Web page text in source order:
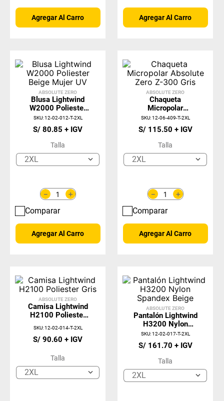
Agregar Al Carro Agregar Al Carro
ABSOLUTE ZERO
Blusa Lightwind
W2000 Poliester
Beige Mujer UV
SKU:12-02-012-T-2XL
S/ 80.85
Talla
2XL
＋
－
Comparar
Agregar Al Carro
ABSOLUTE ZERO
Chaqueta
Micropolar
Absolute Zero Z-
300 Gris
SKU:12-06-409-T-2XL
S/ 115.50
Talla
2XL
＋
－
Comparar
Agregar Al Carro
ABSOLUTE ZERO
Camisa Lightwind
H2100 Poliester
SKU:12-02-014-T-2XL
S/ 90.60
Talla
2XL
ABSOLUTE ZERO
Pantalón Lightwind
H3200 Nylon
Spandex Beige
SKU:12-02-017-T-2XL
S/ 161 .70
Talla
2XL